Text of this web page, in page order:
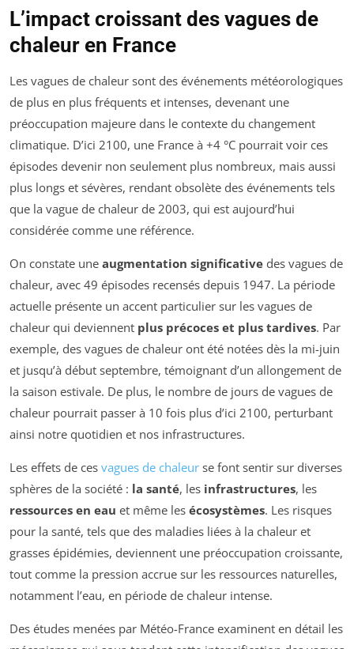
L’impact croissant des vagues de
chaleur en France
Les vagues de chaleur sont des événements météorologiques
de plus en plus fréquents et intenses, devenant une
préoccupation majeure dans le contexte du changement
climatique. D’ici 2100, une France à +4 °C pourrait voir ces
épisodes devenir non seulement plus nombreux, mais aussi
plus longs et sévères, rendant obsolète des événements tels
que la vague de chaleur de 2003, qui est aujourd’hui
considérée comme une référence.
On constate une augmentation significative des vagues de
chaleur, avec 49 épisodes recensés depuis 1947. La période
actuelle présente un accent particulier sur les vagues de
chaleur qui deviennent plus précoces et plus tardives. Par
exemple, des vagues de chaleur ont été notées dès la mi-juin
et jusqu’à début septembre, témoignant d’un allongement de
la saison estivale. De plus, le nombre de jours de vagues de
chaleur pourrait passer à 10 fois plus d’ici 2100, perturbant
ainsi notre quotidien et nos infrastructures.
Les effets de ces vagues de chaleur se font sentir sur diverses
sphères de la société : la santé, les infrastructures, les
ressources en eau et même les écosystèmes. Les risques
pour la santé, tels que des maladies liées à la chaleur et
grasses épidémies, deviennent une préoccupation croissante,
tout comme la pression accrue sur les ressources naturelles,
notamment l’eau, en période de chaleur intense.
Des études menées par Météo-France examinent en détail les